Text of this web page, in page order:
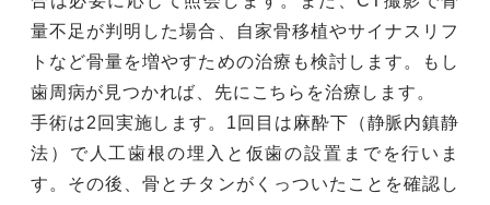
量不足が判明した場合、自家骨移植やサイナスリフ
トなど骨量を増やすための治療も検討します。もし
歯周病が見つかれば、先にこちらを治療します。
手術は2回実施します。1回目は麻酔下（静脈内鎮静
法）で人工歯根の埋入と仮歯の設置までを行いま
す。その後、骨とチタンがくっついたことを確認し